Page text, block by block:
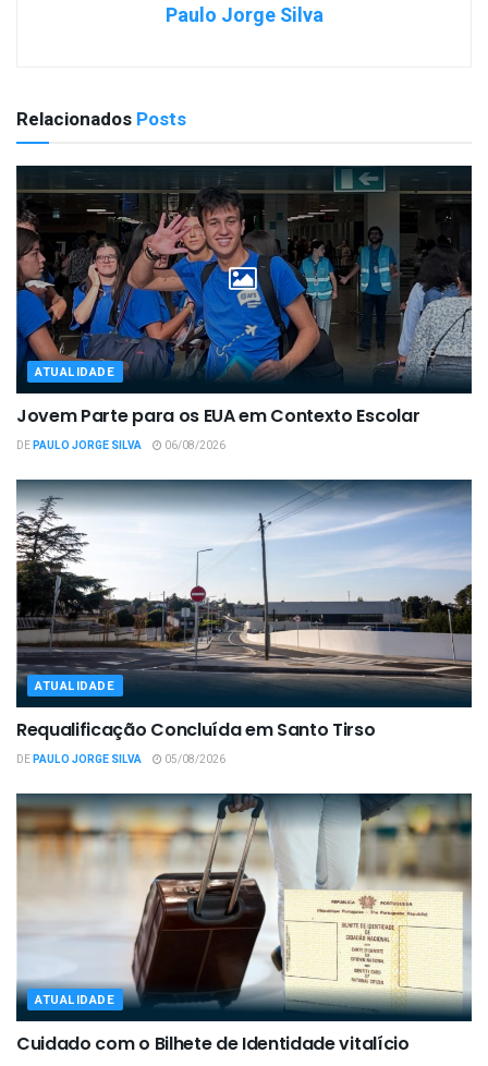
Paulo Jorge Silva
Relacionados Posts
ATUALIDADE
Jovem Parte para os EUA em Contexto Escolar
DEPAULO JORGE SILVA 06/08/2026
ATUALIDADE
Requalificação Concluída em Santo Tirso
DEPAULO JORGE SILVA 05/08/2026
ATUALIDADE
Cuidado com o Bilhete de Identidade vitalício